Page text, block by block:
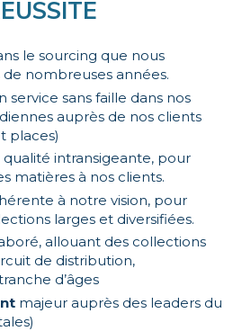
le sourcing que nous
nombreuses années.
service sans faille dans nos
auprès de nos clients
places)
qualité intransigeante, pour
matières à nos clients.
à notre vision, pour
larges et diversifiées.
allouant des collections
de distribution,
d’âges
majeur auprès des leaders du